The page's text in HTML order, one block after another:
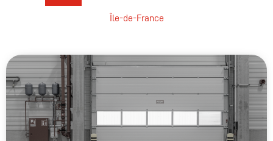
Île-de-France